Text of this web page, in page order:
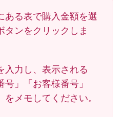
ある表で購入金額を選
タンをクリックしま
入力し、表示される
号」「お客様番号」
をメモしてください。